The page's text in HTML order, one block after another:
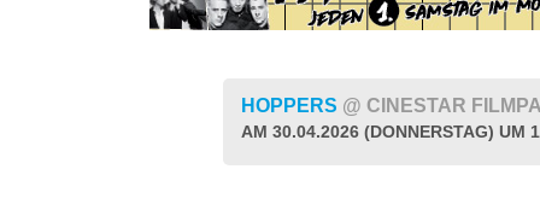
HOPPERS @ CINESTAR
AM 30.04.2026 (DONNERSTAG) UM